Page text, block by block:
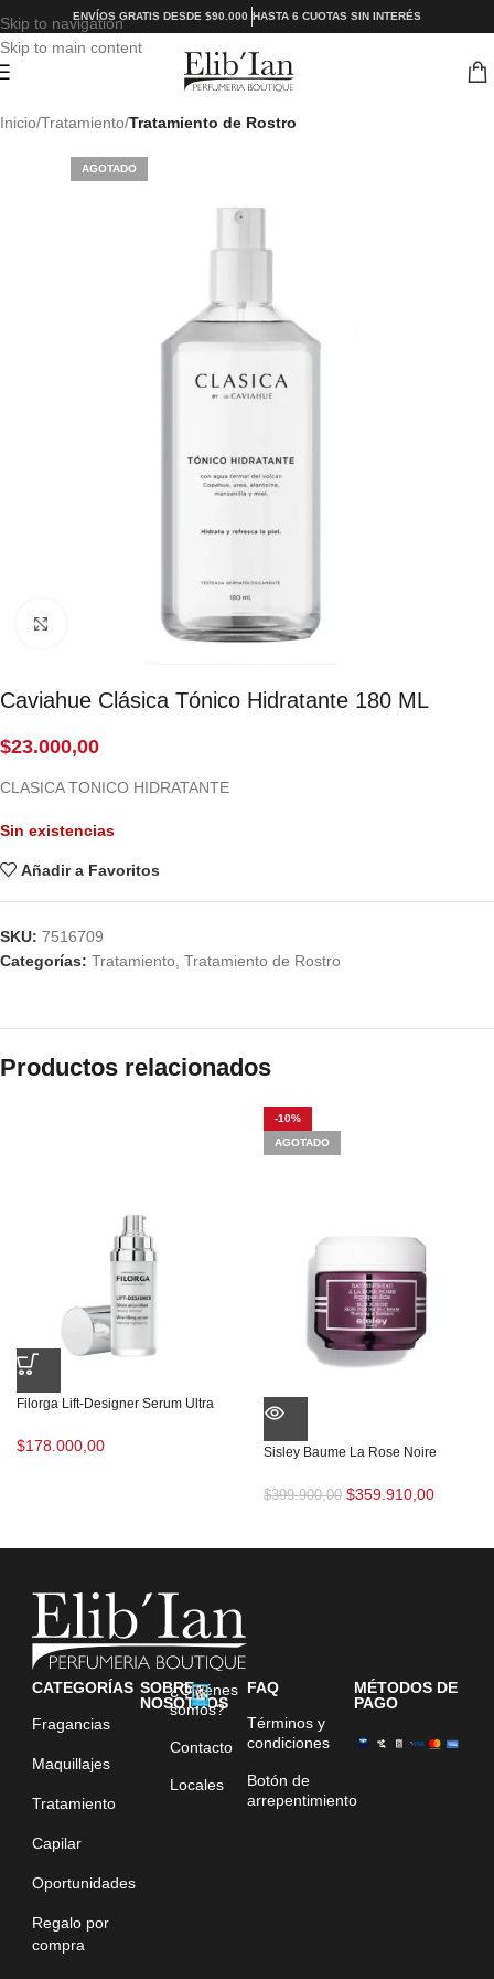
Skip to navigation
Skip to main content
ENVÍOS GRATIS DESDE $90.000 HASTA 6 CUOTAS SIN INTERÉS
Inicio Tratamiento Tratamiento de Rostro
AGOTADO
Click to enlarge
Caviahue Clásica Tónico Hidratante 180 ML
$23.000,00
CLASICA TONICO HIDRATANTE
Sin existencias
Añadir a Favoritos
SKU: 7516709
Categorías: Tratamiento Tratamiento de Rostro
Productos relacionados
Filorga Lift-Designer Serum Ultra
$178.000,00
-10%
AGOTADO
Sisley Baume La Rose Noire
$399.900,00 $359.910,00
CATEGORÍAS
Fragancias
Maquillajes
Tratamiento
Capilar
Oportunidades
Regalo por
compra
SOBRE
NOSOTROS
¿Quiénes
somos?
Contacto
Locales
FAQ
Términos y
condiciones
Botón de
arrepentimiento
MÉTODOS DE
PAGO